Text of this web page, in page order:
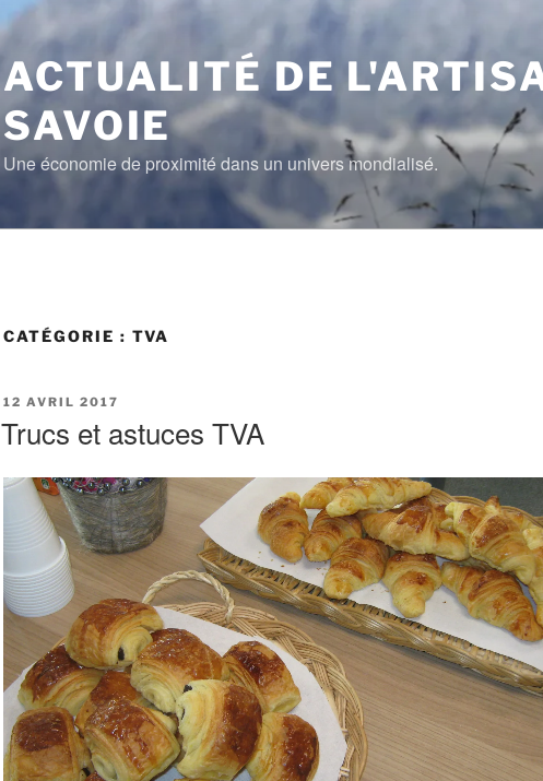
ACTUALITÉ DE
SAVOIE
Une économie de proximité dans un univers mondialisé.
CATÉGORIE : TVA
PUBLIÉ
12 AVRIL 2017
Trucs et astuces TVA